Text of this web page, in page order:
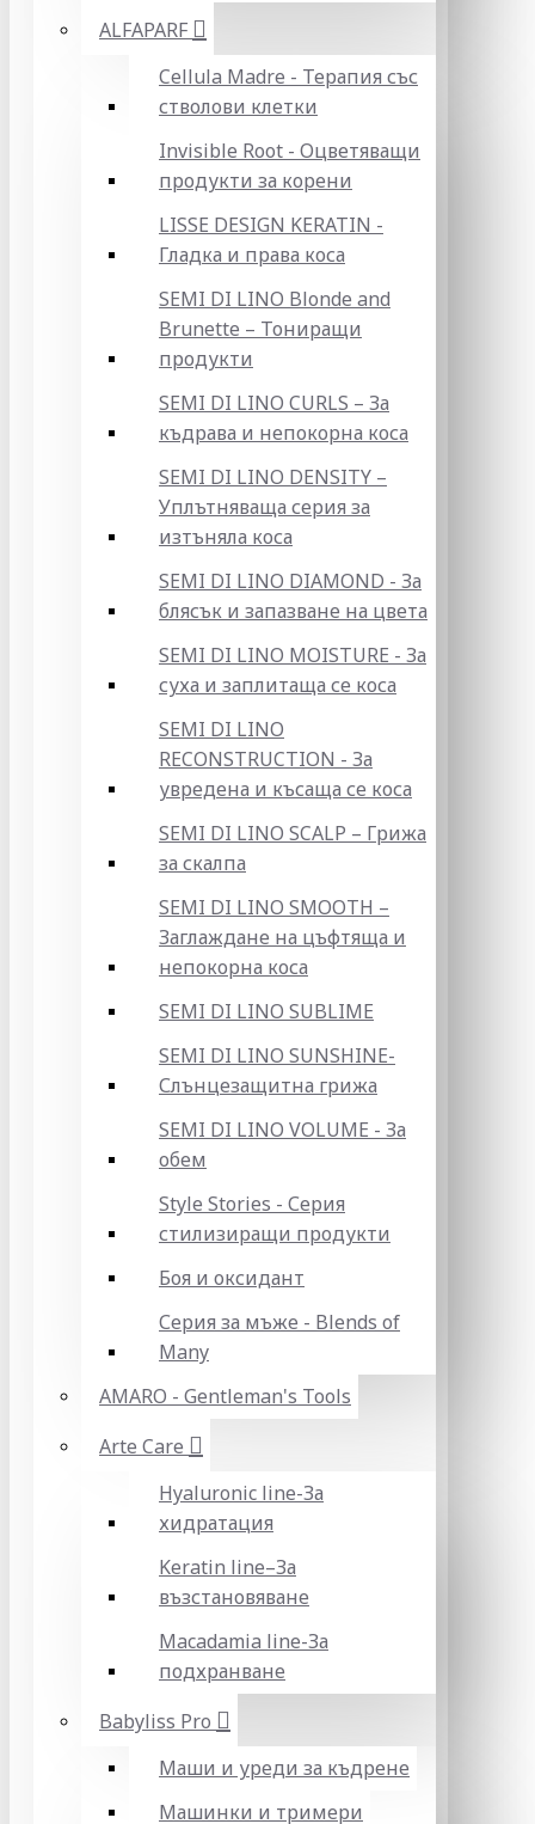
ALFAPARF
Cellula Madre - Терапия със
стволови клетки
Invisible Root - Оцветяващи
продукти за корени
LISSE DESIGN KERATIN -
Гладка и права коса
SEMI DI LINO Blonde and
Brunette – Тониращи
продукти
SEMI DI LINO CURLS – За
къдрава и непокорна коса
SEMI DI LINO DENSITY –
Уплътняваща серия за
изтъняла коса
SEMI DI LINO DIAMOND - За
блясък и запазване на цвета
SEMI DI LINO MOISTURE - За
суха и заплитаща се коса
SEMI DI LINO
RECONSTRUCTION - За
увредена и късаща се коса
SEMI DI LINO SCALP – Грижа
за скалпа
SEMI DI LINO SMOOTH –
Заглаждане на цъфтяща и
непокорна коса
SEMI DI LINO SUBLIME
SEMI DI LINO SUNSHINE-
Слънцезащитна грижа
SEMI DI LINO VOLUME - За
обем
Style Stories - Серия
стилизиращи продукти
Боя и оксидант
Серия за мъже - Blends of
Many
AMARO - Gentleman's Tools
Arte Care
Hyaluronic line-За
хидратация
Keratin line–За
възстановяване
Macadamia line-За
подхранване
Babyliss Pro
Маши и уреди за къдрене
Машинки и тримери